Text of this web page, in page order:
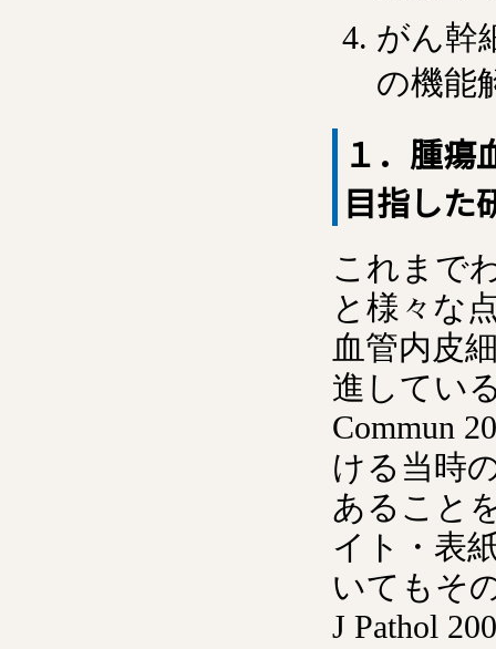
がん幹
の機能
１．腫瘍
目指した
これまで
と様々な
血管内皮
進してい
Commun
ける当時
あること
イト・表
いてもそ
J Pathol